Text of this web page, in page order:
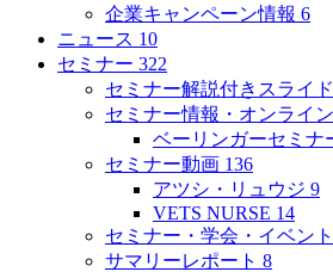
企業キャンペーン情報 6
ニュース 10
セミナー 322
セミナー解説付きスライド
セミナー情報・オンライ
ベーリンガーセミナ
セミナー動画 136
アツシ・リュウジ 9
VETS NURSE 14
セミナー・学会・イベン
サマリーレポート 8